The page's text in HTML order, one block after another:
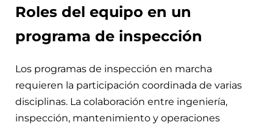
Roles del equipo en un
programa de inspección
Los programas de inspección en marcha
requieren la participación coordinada de varias
disciplinas. La colaboración entre ingeniería,
inspección, mantenimiento y operaciones